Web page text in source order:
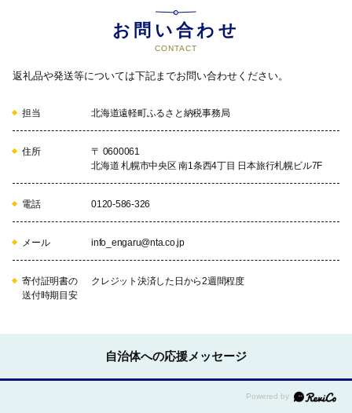
お問い合わせ
CONTACT
返礼品や発送等については下記までお問い合わせください。
担当 北海道遠軽町ふるさと納税事務局
住所
〒 0600061
北海道 札幌市中央区 南1条西4丁目 日本旅行札幌ビル7F
電話 0120-586-326
メール info_engaru@nta.co.jp
寄付証明書の
送付時期目安
クレジット決済した日から2週間程度
自治体への応援メッセージ